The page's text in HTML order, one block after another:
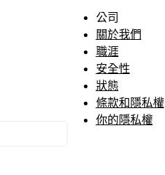
公司
關於我們
職涯
安全性
狀態
條款和隱私權
你的隱私權